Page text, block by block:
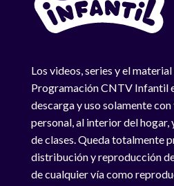
Los videos, series y el
Programación CNTV Infantil
descarga y uso solamente
personal, al interior del hogar,
de clases. Queda totalmente
distribución y reproducción
de cualquier vía como